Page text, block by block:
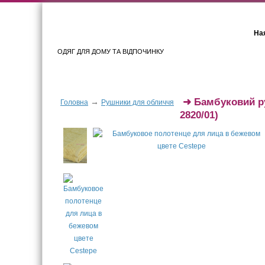
ОДЯГ ДЛЯ ДОМУ ТА ВІДПОЧИНКУ
Головна → Рушники для обличчя ➜ Бамбуковий
2820/01)